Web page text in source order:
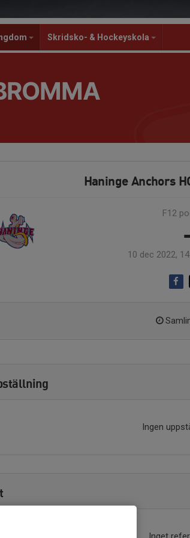
Skridsko- & Hockeyskola
Haninge Anchors
F12
10 dec 2022,
Ingen